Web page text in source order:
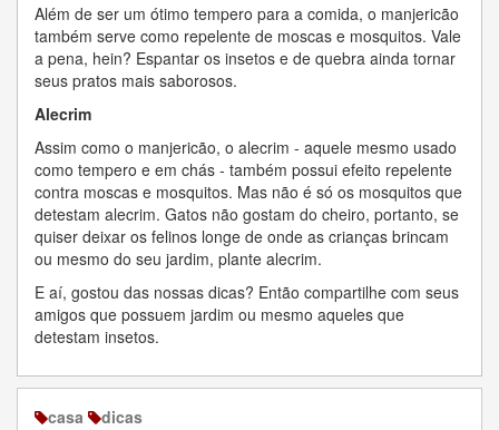
Além de ser um ótimo tempero para a comida, o manjericão
também serve como repelente de moscas e mosquitos. Vale
a pena, hein? Espantar os insetos e de quebra ainda tornar
seus pratos mais saborosos.
Alecrim
Assim como o manjericão, o alecrim - aquele mesmo usado
como tempero e em chás - também possui efeito repelente
contra moscas e mosquitos. Mas não é só os mosquitos que
detestam alecrim. Gatos não gostam do cheiro, portanto, se
quiser deixar os felinos longe de onde as crianças brincam
ou mesmo do seu jardim, plante alecrim.
E aí, gostou das nossas dicas? Então compartilhe com seus
amigos que possuem jardim ou mesmo aqueles que
detestam insetos.
casa dicas